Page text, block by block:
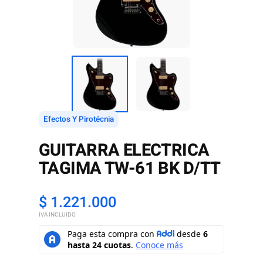
Efectos Y Pirotécnia
GUITARRA ELECTRICA
TAGIMA TW-61 BK D/TT
$ 1.221.000
IVA INCLUIDO